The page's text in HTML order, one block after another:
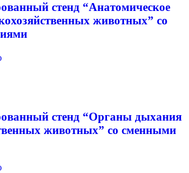
стенд “Анатомическое
животных” со
стенд “Органы дыхания
животных” со сменными